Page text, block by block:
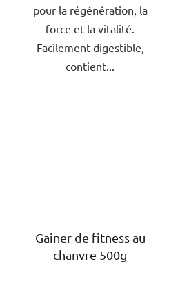
pour la régénération, la
force et la vitalité.
Facilement digestible,
contient...
Gainer de fitness au
chanvre 500g